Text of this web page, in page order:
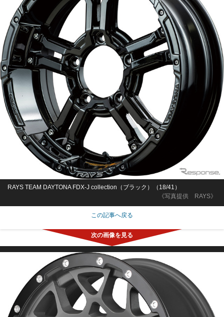
《写真提供 RAYS》
RAYS TEAM DAYTONA FDX-J collection（ブラック）（18/41）
この記事へ戻る